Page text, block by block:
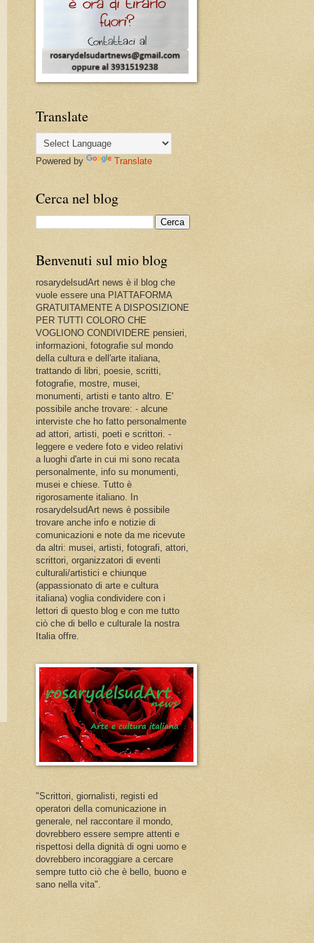
Translate
Powered by Translate
Cerca nel blog
Benvenuti sul mio blog
rosarydelsudArt news è il blog che
vuole essere una PIATTAFORMA
GRATUITAMENTE A DISPOSIZIONE
PER TUTTI COLORO CHE
VOGLIONO CONDIVIDERE pensieri,
informazioni, fotografie sul mondo
della cultura e dell'arte italiana,
trattando di libri, poesie, scritti,
fotografie, mostre, musei,
monumenti, artisti e tanto altro. E'
possibile anche trovare: - alcune
interviste che ho fatto personalmente
ad attori, artisti, poeti e scrittori. -
leggere e vedere foto e video relativi
a luoghi d'arte in cui mi sono recata
personalmente, info su monumenti,
musei e chiese. Tutto è
rigorosamente italiano. In
rosarydelsudArt news è possibile
trovare anche info e notizie di
comunicazioni e note da me ricevute
da altri: musei, artisti, fotografi, attori,
scrittori, organizzatori di eventi
culturali/artistici e chiunque
(appassionato di arte e cultura
italiana) voglia condividere con i
lettori di questo blog e con me tutto
ciò che di bello e culturale la nostra
Italia offre.
"Scrittori, giornalisti, registi ed
operatori della comunicazione in
generale, nel raccontare il mondo,
dovrebbero essere sempre attenti e
rispettosi della dignità di ogni uomo e
dovrebbero incoraggiare a cercare
sempre tutto ciò che è bello, buono e
sano nella vita".